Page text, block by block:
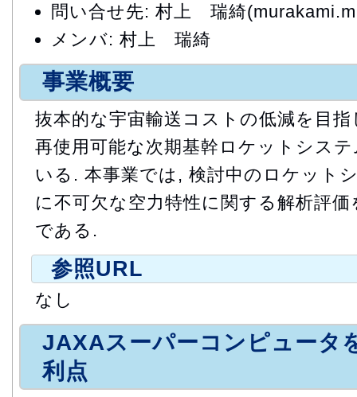
問い合せ先: 村上 瑞綺
メンバ: 村上 瑞綺
事業概要
抜本的な宇宙輸送コストの低減を目
再使用可能な次期基幹ロケットシス
いる. 本事業では, 検討中のロケット
に不可欠な空力特性に関する解析評
である.
参照URL
なし
JAXAスーパーコンピュータ
利点